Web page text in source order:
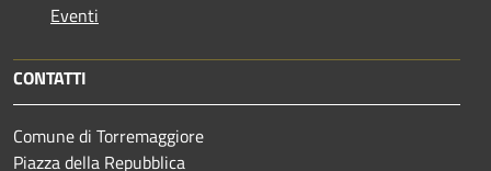
Eventi
CONTATTI
Comune di Torremaggiore
Piazza della Repubblica